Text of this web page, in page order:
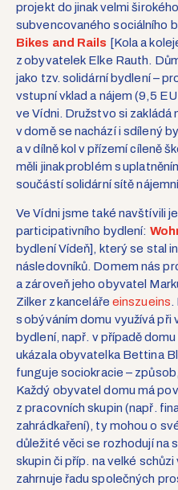
projekt do jinak velmi
subvencovaného sociálního
Bikes and Rails [Kola a
z obyvatelek Elke Rauth.
jako tzv. solidární bydlení –
vstupní vklad a nájem (9,5
ve Vídni. Družstvo si zakládá
v domě se nachází i sdílený
a v dílně kol v přízemí cíleně
měli jinak problém s
součástí solidární sítě
Ve Vídni jsme také navštívili
participativního bydlení:
bydlení Vídeň], který se stal
následovníků. Domem nás
a zároveň jeho obyvatel
Zilkerz kanceláře einszueins
s obýváním domu využívá
bydlení, např. v případědomu
ukázala obyvatelka Bettina
funguje sociokracie –
Každý obyvatel domu má
z pracovních skupin (např.
zahrádkaření), ty mohou o
důležité věci se rozhodují na
skupin či příp. na velké
zahrnuje řadu společných